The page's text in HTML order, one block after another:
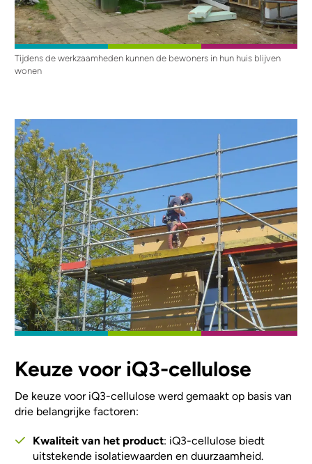
Tijdens de werkzaamheden kunnen de bewoners in hun huis blijven
wonen
Keuze voor iQ3-cellulose
De keuze voor iQ3-cellulose werd gemaakt op basis van
drie belangrijke factoren:
Kwaliteit van het product: iQ3-cellulose biedt
uitstekende isolatiewaarden en duurzaamheid.